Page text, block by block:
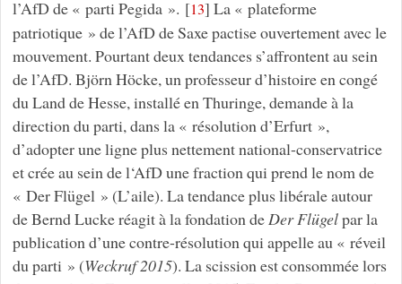
l’AfD de « parti Pegida ». [13] La « plateforme
patriotique » de l’AfD de Saxe pactise ouvertement avec le
mouvement. Pourtant deux tendances s’affrontent au sein
de l’AfD. Björn Höcke, un professeur d’histoire en congé
du Land de Hesse, installé en Thuringe, demande à la
direction du parti, dans la « résolution d’Erfurt »,
d’adopter une ligne plus nettement national-conservatrice
et crée au sein de l‘AfD une fraction qui prend le nom de
« Der Flügel » (L’aile). La tendance plus libérale autour
de Bernd Lucke réagit à la fondation deDer Flügelpar la
publication d’une contre-résolution qui appelle au « réveil
du parti » (Weckruf 2015). La scission est consommée lors